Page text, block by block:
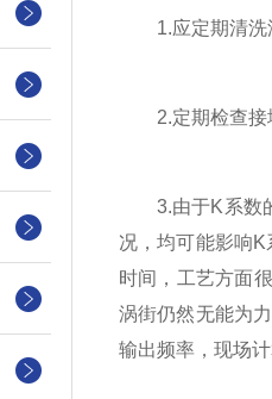
1.应定期清洗涡
2.定期检查接地
3.由于K系数的
况，均可能影响
时间，工艺方面
涡街仍然无能为
输出频率，现场